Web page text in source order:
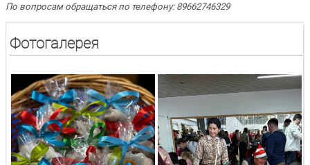
По вопросам обращаться по телефону: 89662746329
Фотогалерея